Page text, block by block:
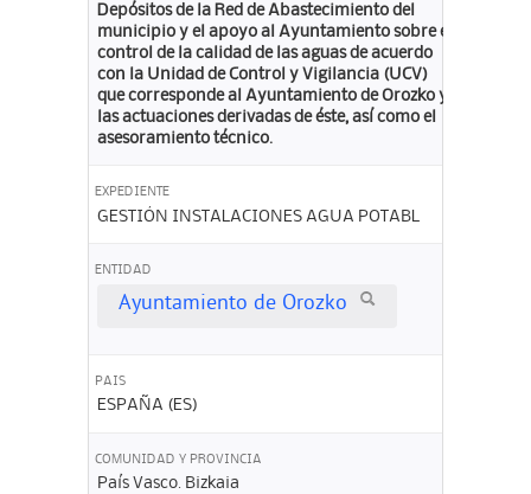
Depósitos de la Red de Abastecimiento del
municipio y el apoyo al Ayuntamiento sobre el
control de la calidad de las aguas de acuerdo
con la Unidad de Control y Vigilancia (UCV)
que corresponde al Ayuntamiento de Orozko y
las actuaciones derivadas de éste, así como el
asesoramiento técnico.
EXPEDIENTE
GESTIÓN INSTALACIONES AGUA POTABL
ENTIDAD
Ayuntamiento de Orozko
PAIS
ESPAÑA (ES)
COMUNIDAD Y PROVINCIA
País Vasco. Bizkaia